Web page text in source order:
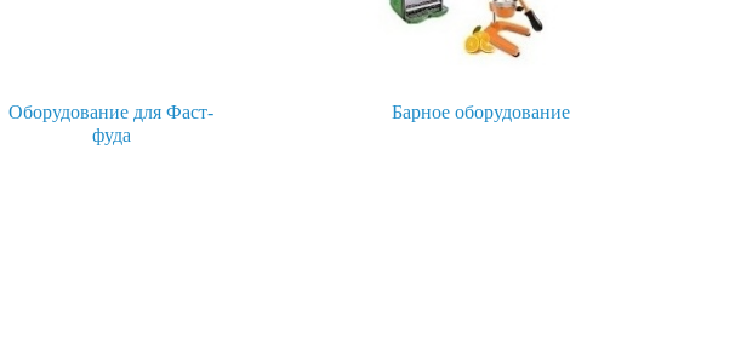
Оборудование для Фаст-
фуда
Барное оборудование